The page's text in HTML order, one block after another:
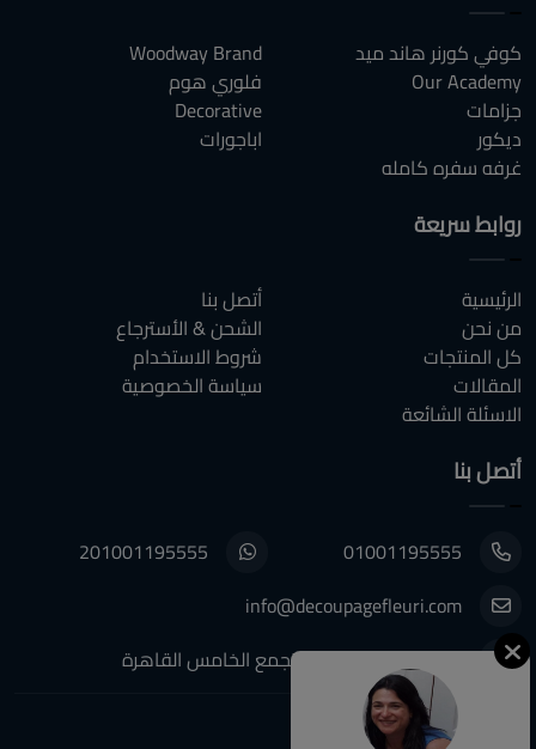
كوفي كورنر هاند ميد
Our Academy
جزامات
ديكور
غرفه سفره كامله
Woodway Brand
فلوري هوم
Decorative
اباجورات
روابط سريعة
الرئيسية
من نحن
كل المنتجات
المقالات
الاسئلة الشائعة
أتصل بنا
الشحن & الأسترجاع
شروط الاستخدام
سياسة الخصوصية
أتصل بنا
01001195555
201001195555
info@decoupagefleuri.com
٨٨ النرجس عمارات, التجمع الخامس القاهرة